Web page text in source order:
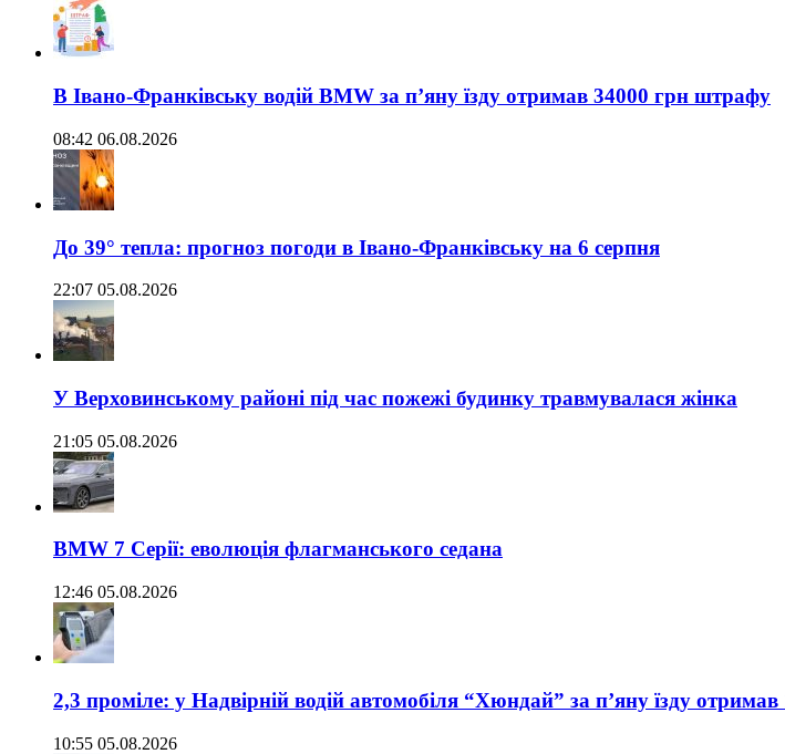
В Івано-Франківську водій BMW за п’яну їзду отримав 34000 грн штрафу
08:42 06.08.2026
До 39° тепла: прогноз погоди в Івано-Франківську на 6 серпня
22:07 05.08.2026
У Верховинському районі під час пожежі будинку травмувалася жінка
21:05 05.08.2026
BMW 7 Серії: еволюція флагманського седана
12:46 05.08.2026
2,3 проміле: у Надвірній водій автомобіля “Хюндай” за п’яну їзду
10:55 05.08.2026